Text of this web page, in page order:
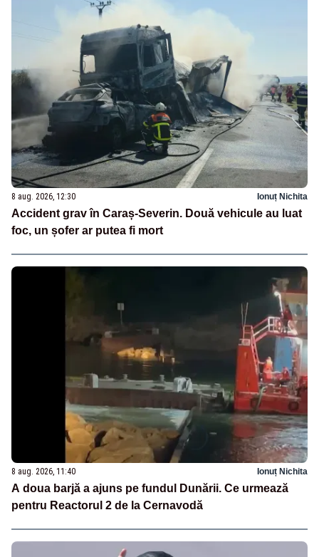
8 aug. 2026, 12:30 Ionuț Nichita
Accident grav în Caraș-Severin. Două vehicule au luat
foc, un șofer ar putea fi mort
8 aug. 2026, 11:40 Ionuț Nichita
A doua barjă a ajuns pe fundul Dunării. Ce urmează
pentru Reactorul 2 de la Cernavodă